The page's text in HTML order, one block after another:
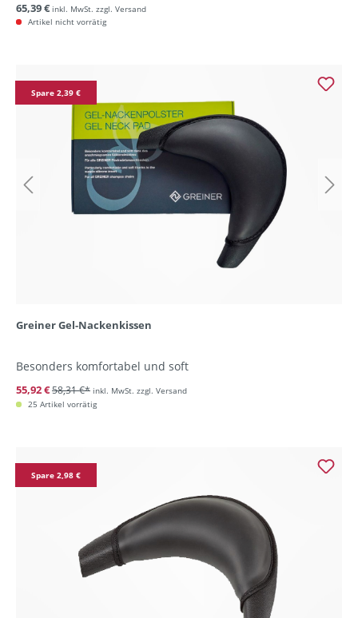
65,39 € inkl. MwSt. zzgl. Versand
Artikel nicht vorrätig
Spare 2,39 €
Greiner Gel-Nackenkissen
Besonders komfortabel und soft
55,92 €58,31 €* inkl. MwSt. zzgl. Versand
25 Artikel vorrätig
Spare 2,98 €